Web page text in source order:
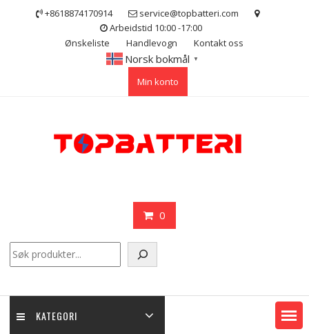
+8618874170914
service@topbatteri.com
Arbeidstid 10:00 -17:00
Ønskeliste
Handlevogn Kontakt oss
Norsk bokmål ▼
Min konto
0
KATEGORI